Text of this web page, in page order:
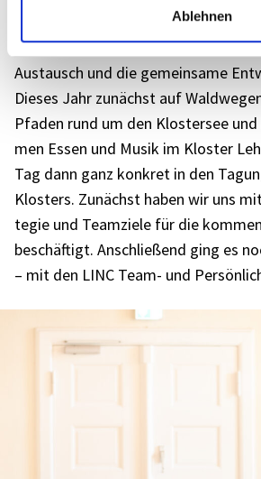
Ablehnen
Bei unse­ren Team­ta­gen nehmen wir
fernab der übli­chen Orte zwei Tage
Austausch und die gemein­same
Dieses Jahr zunächst auf
Pfaden rund um den Klos­ter­see
men Essen und Musik im Klos­ter
Tag dann ganz konkret in den
Klos­ters. Zunächst haben wir uns
te­gie und Team­ziele für die
beschäf­tigt. Anschlie­ßend ging es
– mit den LINC Team- und